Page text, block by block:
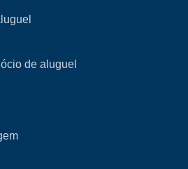
de aluguel